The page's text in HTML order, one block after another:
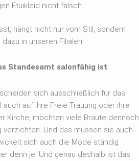
Etuikleid nicht falsch.
hängt nicht nur vom Stil, sondern
in unseren Filialen!
Standesamt salonfähig ist
sich ausschließlich für das
auf ihre Freie Trauung oder ihre
Kirche, möchten viele Bräute dennoch
verzichten. Und das müssen sie auch
sich auch die Mode ständig
denn je. Und genau deshalb ist das